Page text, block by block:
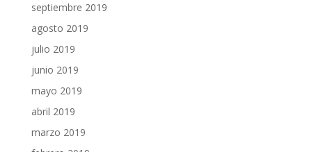
septiembre 2019
agosto 2019
julio 2019
junio 2019
mayo 2019
abril 2019
marzo 2019